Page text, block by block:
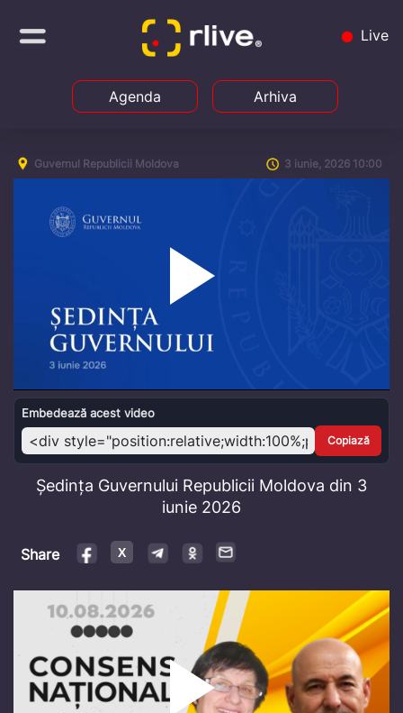
Live
Agenda Arhiva
Guvernul Republicii Moldova 3 iunie, 2026 10:00
Play
Video
Embedează acest video
Copiază
Ședința Guvernului Republicii Moldova din 3
iunie 2026
Share